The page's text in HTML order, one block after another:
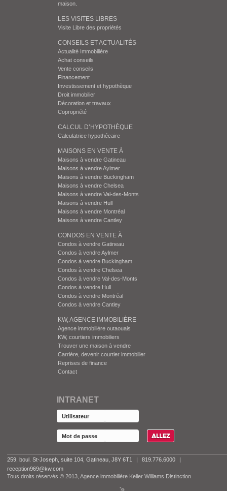
maison.
LES VISITES LIBRES
Visite Libre des propriétés
CONSEILS ET ACTUALITÉS
Actualité Immobilière
Achat conseils
Vente conseils
Financement
Investissement et hypothèque
Droit immobilier
Décoration et travaux
Copropriété
CALCUL D’HYPOTHÈQUE
Calculatrice hypothécaire
MAISONS EN VENTE À
Maisons à vendre Gatineau
Maisons à vendre Aylmer
Maisons à vendre Buckingham
Maisons à vendre Chelsea
Maisons à vendre Val-des-Monts
Maisons à vendre Hull
Maisons à vendre Montréal
Maisons à vendre Cantley
CONDOS EN VENTE À
Condos à vendre Gatineau
Condos à vendre Aylmer
Condos à vendre Buckingham
Condos à vendre Chelsea
Condos à vendre Val-des-Monts
Condos à vendre Hull
Condos à vendre Montréal
Condos à vendre Cantley
KW, AGENCE IMMOBILIÈRE
Agence immobilière outaouais
KW, courtiers immobiliers
Trouver une maison à vendre
Carrière, devenir courtier immobilier
Reprises de finance
Contact
INTRANET
259, boul. St-Joseph, suite 104, Gatineau, J8Y 6T1 | 819.776.6000
|
reception969@kw.com
Tous droits réservés © 2013, Agence immobilière Keller Williams Distinction